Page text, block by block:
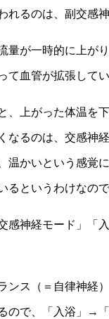
れるのは、副交感
量が一時的に上が
て血管が拡張して
、上がった体温を
なるのは、交感神
温かいという感覚
るというわけなの
感神経モード」「
ンス（＝自律神経
ので、「入浴」→